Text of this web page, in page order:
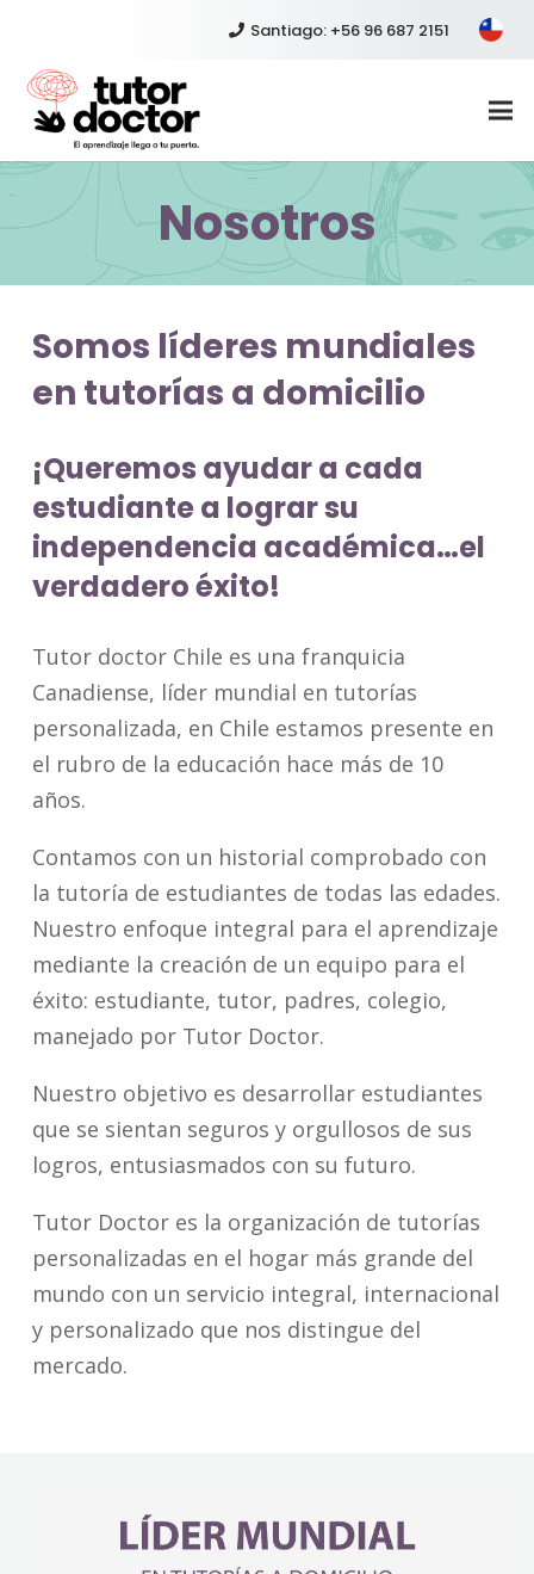
Santiago: +56 96 687 2151
Nosotros
Somos líderes mundiales
en tutorías a domicilio
¡Queremos ayudar a cada
estudiante a lograr su
independencia académica…el
verdadero éxito!
Tutor doctor Chile es una franquicia
Canadiense, líder mundial en tutorías
personalizada, en Chile estamos presente en
el rubro de la educación hace más de 10
años.
Contamos con un historial comprobado con
la tutoría de estudiantes de todas las edades.
Nuestro enfoque integral para el aprendizaje
mediante la creación de un equipo para el
éxito: estudiante, tutor, padres, colegio,
manejado por Tutor Doctor.
Nuestro objetivo es desarrollar estudiantes
que se sientan seguros y orgullosos de sus
logros, entusiasmados con su futuro.
Tutor Doctor es la organización de tutorías
personalizadas en el hogar más grande del
mundo con un servicio integral, internacional
y personalizado que nos distingue del
mercado.